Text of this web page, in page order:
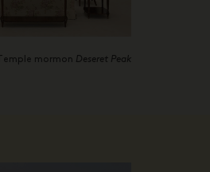
Temple mormon Deseret Peak